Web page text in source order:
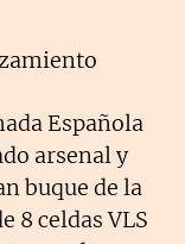
Española
arsenal y
buque de la
8 celdas VLS